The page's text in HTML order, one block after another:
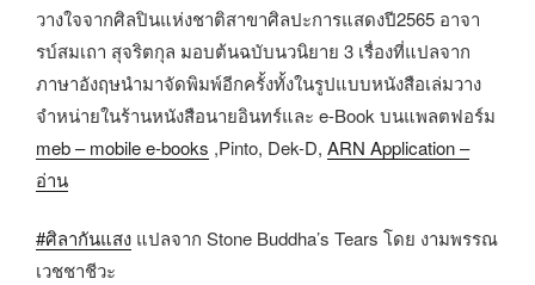
วางใจจากศิลปินแห่งชาติสาขาศิลปะการแสดงปี2565 อาจา
รบ์สมเถา​ สุจริตกุล​ มอบต้นฉบับนวนิยาย​ 3​ เรื่องที่แปลจาก
ภาษาอังฤษนำมาจัดพิมพ์อีกครั้งทั้งในรูปแบบหนังสือเล่มวาง
จำหน่ายในร้านหนังสือนายอินทร์และ​ e-Book​ บนแพลตฟอร์ม​
meb – mobile e-books ,Pinto, Dek-D​, ARN Application –
อ่าน
#ศิลากันแสง ​ แปลจาก​ Stone Buddha’s Tears โดย​ งามพรรณ​
เวชชาชีวะ